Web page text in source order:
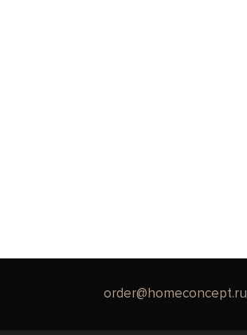
order@homeconcept.ru